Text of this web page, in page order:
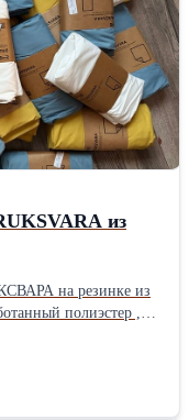
из
на резинке из
отзывы